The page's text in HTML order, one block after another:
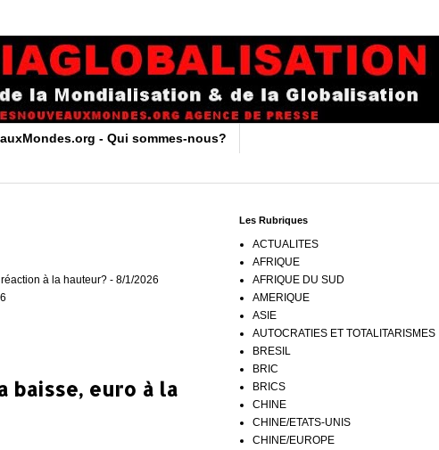
- Qui sommes-nous?
à la hauteur? - 8/1/2026
baisse, euro à la
Les Rubriques
ACTUALITES
AFRIQUE
AFRIQUE DU SUD
AMERIQUE
ASIE
AUTOCRATIES ET TOTALITARISMES
BRESIL
BRIC
BRICS
CHINE
CHINE/ETATS-UNIS
CHINE/EUROPE